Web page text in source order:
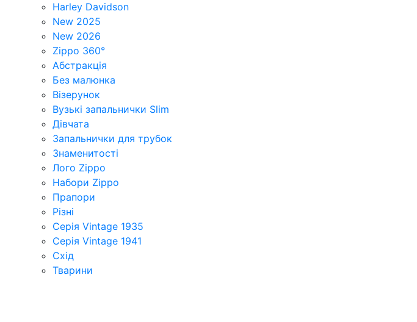
Harley Davidson
New 2025
New 2026
Zippo 360°
Абстракція
Без малюнка
Візерунок
Вузькі запальнички Slim
Дівчата
Запальнички для трубок
Знаменитості
Лого Zippo
Набори Zippo
Прапори
Різні
Серія Vintage 1935
Серія Vintage 1941
Схід
Тварини